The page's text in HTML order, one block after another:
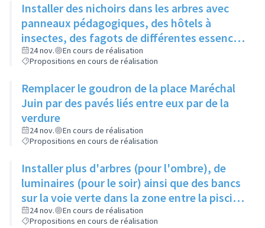
Installer des nichoirs dans les arbres avec
panneaux pédagogiques, des hôtels à
insectes, des fagots de différentes essences
pour stimuler la biodiversité sur la place du
Château à la Roue
24 nov.
En cours de réalisation
Propositions en cours de réalisation
Remplacer le goudron de la place Maréchal
Juin par des pavés liés entre eux par de la
verdure
24 nov.
En cours de réalisation
Propositions en cours de réalisation
Installer plus d'arbres (pour l'ombre), de
luminaires (pour le soir) ainsi que des bancs
sur la voie verte dans la zone entre la piscine
et la rue de l'Industrie
24 nov.
En cours de réalisation
Propositions en cours de réalisation